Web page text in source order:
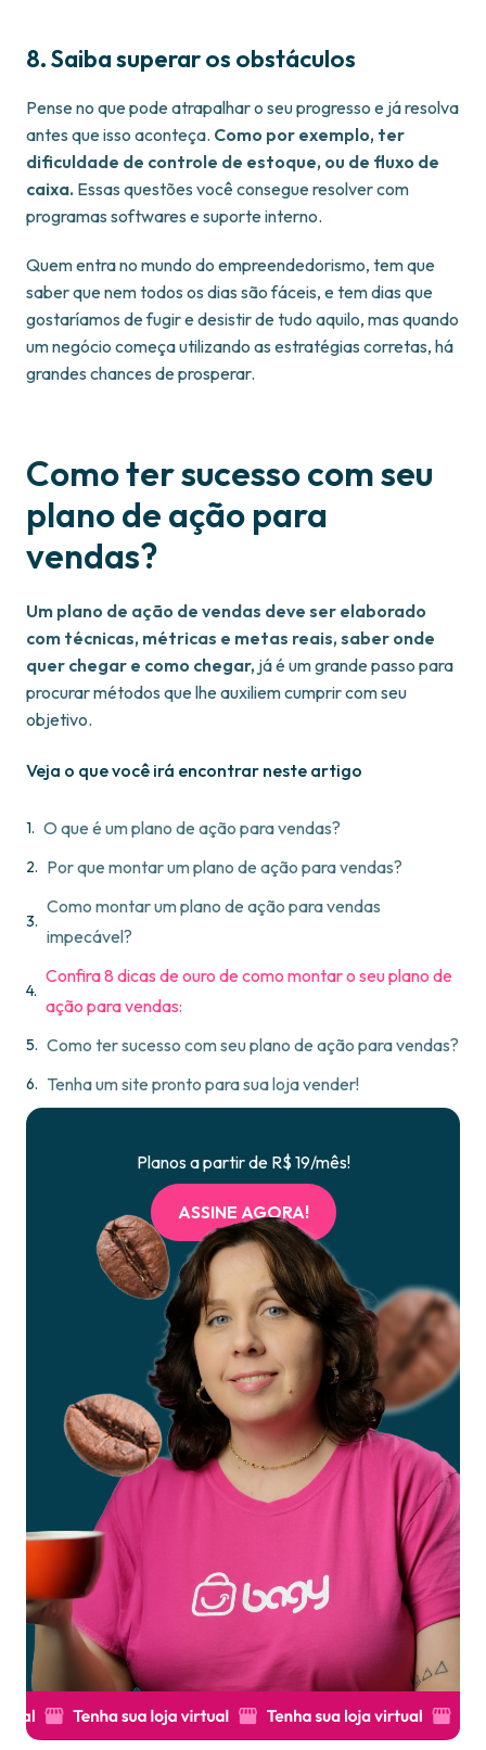
8. Saiba superar os obstáculos
Pense no que pode atrapalhar o seu progresso e já resolva
antes que isso aconteça. Como por exemplo, ter
dificuldade de controle de estoque, ou de fluxo de
caixa. Essas questões você consegue resolver com
programas softwares e suporte interno.
Quem entra no mundo do empreendedorismo, tem que
saber que nem todos os dias são fáceis, e tem dias que
gostaríamos de fugir e desistir de tudo aquilo, mas quando
um negócio começa utilizando as estratégias corretas, há
grandes chances de prosperar.
Como ter sucesso com seu
plano de ação para
vendas?
Um plano de ação de vendas deve ser elaborado
com técnicas, métricas e metas reais, saber onde
quer chegar e como chegar, já é um grande passo para
procurar métodos que lhe auxiliem cumprir com seu
objetivo.
Veja o que você irá encontrar neste artigo
O que é um plano de ação para vendas?
Por que montar um plano de ação para vendas?
Como montar um plano de ação para vendas
impecável?
Confira 8 dicas de ouro de como montar o seu plano de
ação para vendas:
Como ter sucesso com seu plano de ação para vendas?
Tenha um site pronto para sua loja vender!
Planos a partir de R$ 19/mês!
ASSINE AGORA!